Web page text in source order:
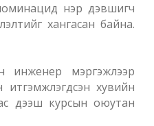
нэр дэвшигч
хангасан байна.
инженер мэргэжлээр
хувийн
дээш курсын оюутан